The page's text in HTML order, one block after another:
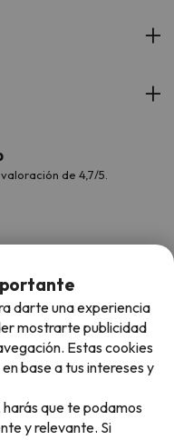
de 4,7/5.
darte una experiencia
mostrarte publicidad
Estas cookies
base a tus intereses y
que te podamos
y relevante. Si